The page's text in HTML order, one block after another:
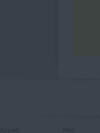
Αρχική
Νέα